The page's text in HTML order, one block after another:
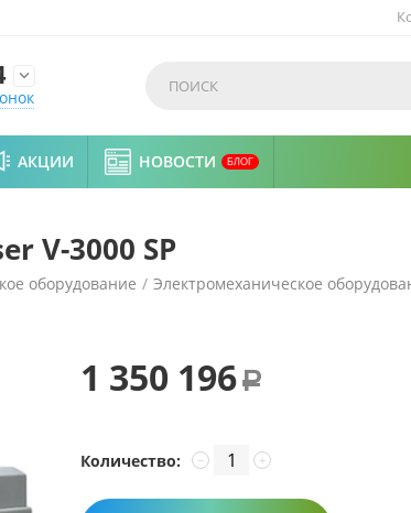

АКЦИИ НОВОСТИ БЛОГ
V-3000 SP
оборудование / Электромеханическое
1 350 196 Р
Количество: +
−